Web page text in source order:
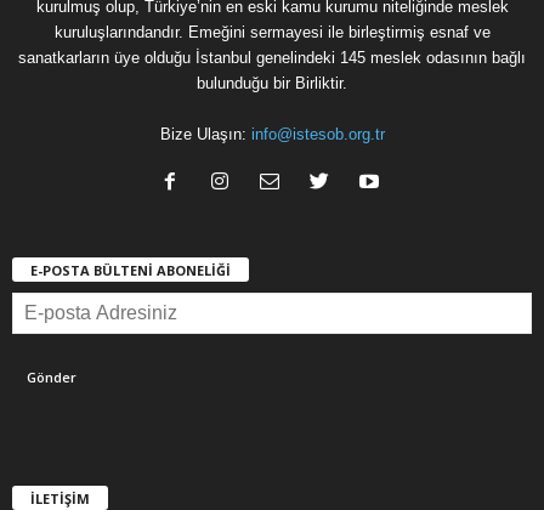
kurulmuş olup, Türkiye’nin en eski kamu kurumu niteliğinde meslek
kuruluşlarındandır. Emeğini sermayesi ile birleştirmiş esnaf ve
sanatkarların üye olduğu İstanbul genelindeki 145 meslek odasının bağlı
bulunduğu bir Birliktir.
Bize Ulaşın: info@istesob.org.tr
E-POSTA BÜLTENİ ABONELİĞİ
İLETİŞİM